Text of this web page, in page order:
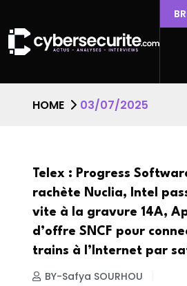
permettant l’escalade de
HOME 03/07/2025
Telex : Progress
rachète Nuclia, Intel
vite à la gravure 14A,
d’offre SNCF pour
trains à l’Internet par
BY-Safya SOURHOU